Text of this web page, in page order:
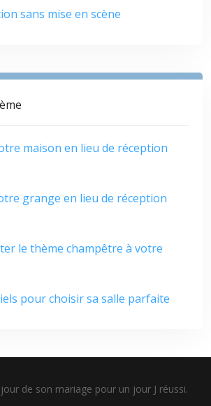
sans mise en scène
maison en lieu de réception
grange en lieu de réception
le thème champêtre à votre
pour choisir sa salle parfaite
de son mariage pour un jour J réussi.